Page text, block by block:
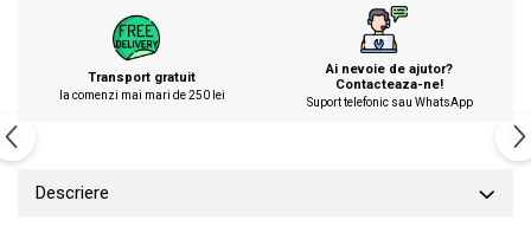
Transport gratuit
la comenzi mai mari de 250 lei
Ai nevoie de ajutor?
Contacteaza-ne!
Suport telefonic sau WhatsApp
Descriere